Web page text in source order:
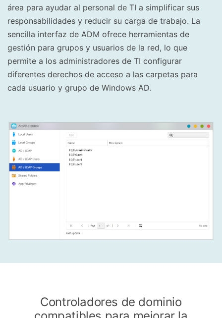
área para ayudar al personal de TI a simplificar sus
responsabilidades y reducir su carga de trabajo. La
sencilla interfaz de ADM ofrece herramientas de
gestión para grupos y usuarios de la red, lo que
permite a los administradores de TI configurar
diferentes derechos de acceso a las carpetas para
cada usuario y grupo de Windows AD.
Controladores de dominio